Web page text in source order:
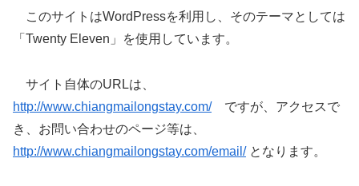
このサイトはWordPressを利用し、そのテーマとしては
「Twenty Eleven」を使用しています。
サイト自体のURLは、
http://www.chiangmailongstay.com/ですが、アクセスで
き、お問い合わせのページ等は、
http://www.chiangmailongstay.com/email/となります。